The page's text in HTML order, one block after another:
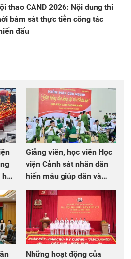
thao CAND 2026: Nội dung thi
bám sát thực tiễn công tác
đấu
hội
Giảng viên, học viên Học
viện Cảnh sát nhân dân
hiến máu giúp dân và
đồng đội
Những hoạt động của